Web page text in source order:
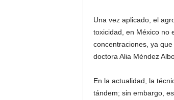
Una vez aplicado, el
toxicidad, en México no
concentraciones, ya
doctora Alia Méndez
En la actualidad, la
tándem; sin embargo,